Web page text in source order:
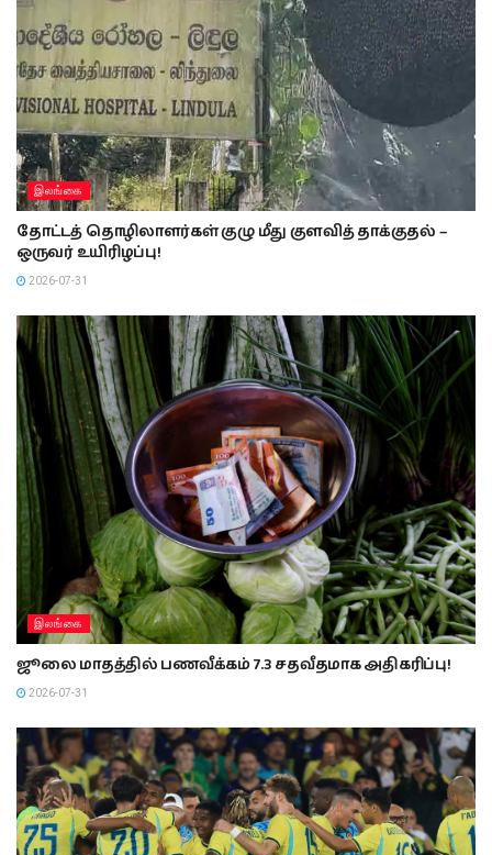
இலங்கை
தோட்டத் தொழிலாளர்கள் குழு மீது குளவித் தாக்குதல் –
ஒருவர் உயிரிழப்பு!
2026-07-31
இலங்கை
ஜூலை மாதத்தில் பணவீக்கம் 7.3 சதவீதமாக அதிகரிப்பு!
2026-07-31